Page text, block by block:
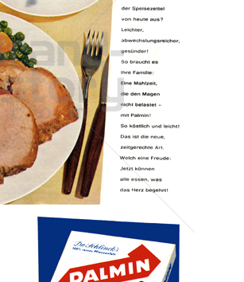
Peter Kölln KGaA 1962